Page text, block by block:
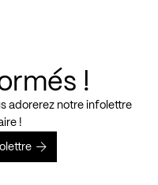
!
adorerez notre infolettre
!